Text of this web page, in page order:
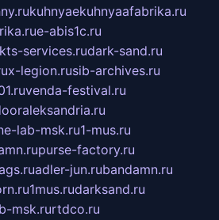
kuhnyaekuhnyaafabrika.ru
e-abis1c.ru
kts-services.rudark-sand.ru
x-legion.rusib-archives.ru
venda-festival.ru
lab-msk.ru1-mus.ru
purse-factory.ru
adler-jun.rubandamn.ru
1mus.rudarksand.ru
msk.rurtdco.ru